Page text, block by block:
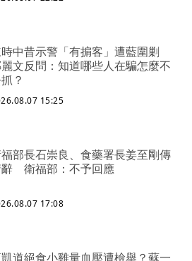
中昔示警「有掮客」遭藍圍剿
文反問：知道哪些人在騙怎麼不
？
15:25
部長石崇良、食藥署長姜至剛傳
衛福部：不予回應
17:08
道絕食小雞量血壓遭檢舉？蘇一